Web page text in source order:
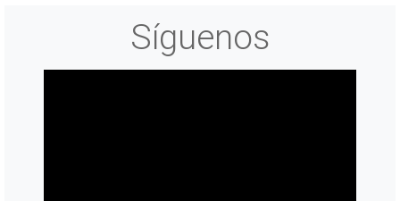
Síguenos